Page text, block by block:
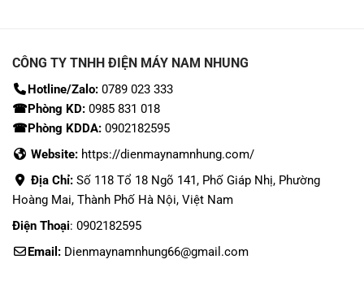
CÔNG TY TNHH ĐIỆN MÁY NAM NHUNG
Hotline/Zalo:0789 023 333
☎Phòng KD: 0985 831 018
☎Phòng KDDA: 0902182595
Website: https://dienmaynamnhung.com/
Địa Chỉ: Số 118 Tổ 18 Ngõ 141, Phố Giáp Nhị, Phường
Hoàng Mai, Thành Phố Hà Nội, Việt Nam
Điện Thoại: 0902182595
Email: Dienmaynamnhung66@gmail.com